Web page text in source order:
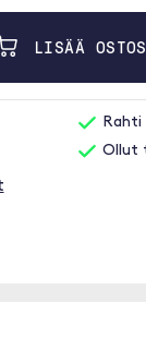
LISÄÄ
Rahti
Ollut